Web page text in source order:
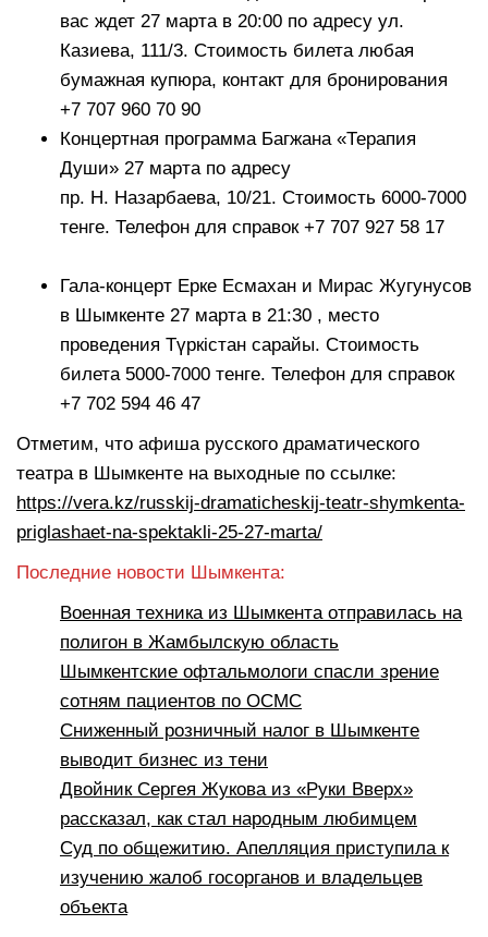
вас ждет 27 марта в 20:00 по адресу ул.
Казиева, 111/3. Стоимость билета любая
бумажная купюра, контакт для бронирования
+7 707 960 70 90
Концертная программа Багжана «Терапия
Души» 27 марта по адресу
пр. Н. Назарбаева, 10/2​1. Стоимость 6000-7000
тенге. Телефон для справок +7 707 927 58 17
Гала-концерт Ерке Есмахан и Мирас Жугунусов
в Шымкенте 27 марта в 21:30 , место
проведения Түркістан сарайы. Стоимость
билета 5000-7000 тенге. Телефон для справок
+7 702 594 46 47
Отметим, что афиша русского драматического
театра в Шымкенте на выходные по ссылке:
https://vera.kz/russkij-dramaticheskij-teatr-shymkenta-
priglashaet-na-spektakli-25-27-marta/
Последние новости Шымкента:
Военная техника из Шымкента отправилась на
полигон в Жамбылскую область
Шымкентские офтальмологи спасли зрение
сотням пациентов по ОСМС
Сниженный розничный налог в Шымкенте
выводит бизнес из тени
Двойник Сергея Жукова из «Руки Вверх»
рассказал, как стал народным любимцем
Суд по общежитию. Апелляция приступила к
изучению жалоб госорганов и владельцев
объекта